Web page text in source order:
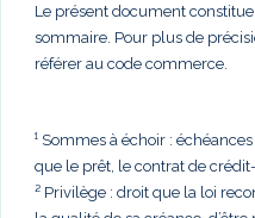
Le présent document
sommaire. Pour plus de
référer au code commerce.
¹ Sommes à échoir :
que le prêt, le contrat de
² Privilège : droit que la loi